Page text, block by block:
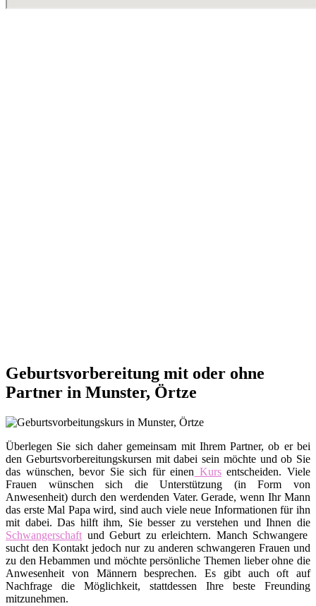
Geburtsvorbereitung mit oder ohne
Partner in Munster, Örtze
Überlegen Sie sich daher gemeinsam mit Ihrem Partner, ob er bei
den Geburtsvorbereitungskursen mit dabei sein möchte und ob Sie
das wünschen, bevor Sie sich für einen Kursentscheiden. Viele
Frauen wünschen sich die Unterstützung (in Form von
Anwesenheit) durch den werdenden Vater. Gerade, wenn Ihr Mann
das erste Mal Papa wird, sind auch viele neue Informationen für ihn
mit dabei. Das hilft ihm, Sie besser zu verstehen und Ihnen die
Schwangerschaft und Geburt zu erleichtern. Manch Schwangere
sucht den Kontakt jedoch nur zu anderen schwangeren Frauen und
zu den Hebammen und möchte persönliche Themen lieber ohne die
Anwesenheit von Männern besprechen. Es gibt auch oft auf
Nachfrage die Möglichkeit, stattdessen Ihre beste Freunding
mitzunehmen.